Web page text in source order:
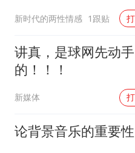
薛之
习近
新时代的两性情感 1跟贴
讲真，是球网先动手
的！！！
新媒体
论背景音乐的重要性